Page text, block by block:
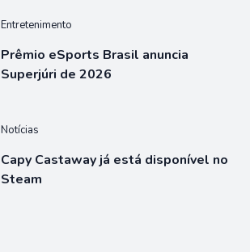
Entretenimento
Prêmio eSports Brasil anuncia
Superjúri de 2026
Notícias
Capy Castaway já está disponível no
Steam